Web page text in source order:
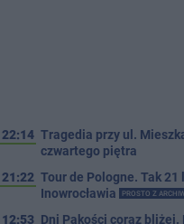
22:14 Tragedia przy ul.
czwartego piętra
21:22 Tour de Pologne. Tak
Inowrocławia
PROSTO Z
12:53 Dni Pakości coraz bliżej.